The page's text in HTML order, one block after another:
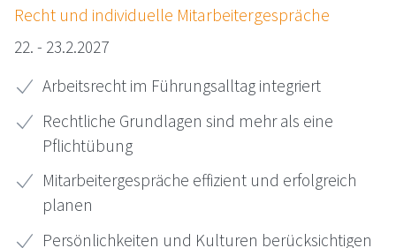
Recht und in­di­vi­du­el­le Mit­ar­bei­ter­ge­sprä­che
22. - 23.2.2027
Arbeitsrecht im Führungsalltag integriert
Rechtliche Grundlagen sind mehr als eine
Pflichtübung
Mitarbeitergespräche effizient und erfolgreich
planen
Persönlichkeiten und Kulturen berücksichtigen